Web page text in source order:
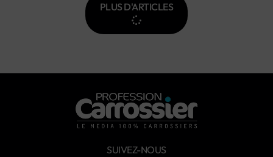
PLUS D'ARTICLES
SUIVEZ-NOUS